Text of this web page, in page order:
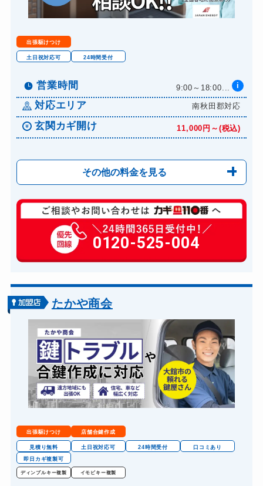
出張駆けつけ
土日祝対応可 24時間受付
営業時間 9:00～18:00... i
対応エリア 南秋田郡対応
玄関カギ開け 11,000円～(税込)
その他の料金を見る
玄関カギ修理 6,600円～(税込)
玄関カギ作成 14,300円～(税込)
玄関カギ交換 14,300円～(税込)
バイクカギ開け
バイクカギ作成 16,500円～(税込)
スーツケースカギ開け 8,800円～(税込)
スーツケースカギ作成 8,800円～(税込)
金庫カギ開け 14,300円～(税込)
金庫カギ修理 11,000円～(税込)
金庫カギ交換
ロッカーカギ開け 8,800円～(税込)
ドアノブカギ開け
0120-525-004
たかや商会
出張駆けつけ 店舗合鍵作成
見積り無料 土日祝対応可 24時間受付
口コミあり
即日カギ複製可
ディンプルキー複製 イモビキー複製